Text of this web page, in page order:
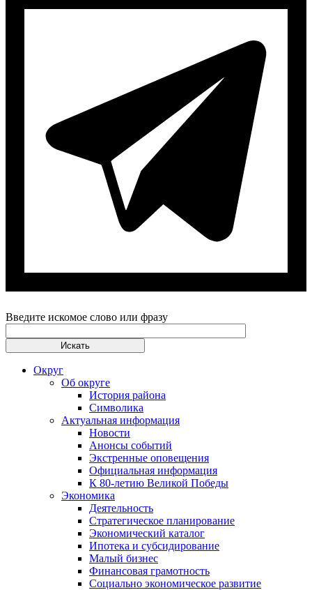
Введите искомое слово или фразу
Округ
Об округе
История района
Символика
Актуальная информация
Новости
Анонсы событий
Экстренные оповещения
Официальная информация
К 80-летию Великой Победы
Экономика
Деятельность
Стратегическое планирование
Экономический каталог
Ипотека и субсидирование
Малый бизнес
Финансовая грамотность
Социально экономическое развитие